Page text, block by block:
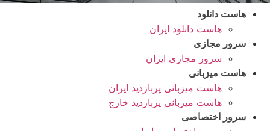
هاست دانلود
هاست دانلود ایران
سرور مجازی
سرور مجازی ایران
هاست میزبانی
هاست میزبانی پربازدید ایران
هاست میزبانی پربازدید خارج
سرور اختصاصی